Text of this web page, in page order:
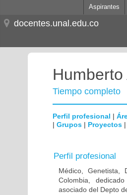
Aspirantes
docentes.unal.edu.co
Tiempo completo
Perfil profesional |
| Grupos | Proyectos
Perfil profesional
Médico, Genetista,
Colombia,
asociado del Depto